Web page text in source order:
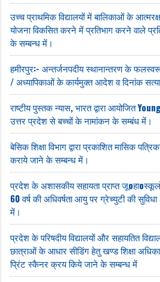
उच्च प्राथमिक विद्यालयों में बालिकाओं के
योजना विकसित करने में प्रतिभाग करने वाले
के सम्बन्ध में।
हमीरपुर:- अन्तर्जनपदीय स्थानान्तरण के
/ अध्यापिकाओं के कार्यमुक्त आदेश व दिनांक
राष्टीय पुस्तक न्यास‚ भारत द्वारा आयोजित
उत्तर प्रदेश से बच्चों के नामांकन के सम्बंध में।
बेसिक शिक्षा विभाग द्वारा प्रकाशित मासिक
कराये जाने के सम्बन्ध में।
प्रदेश के अशासकीय सहायता प्राप्त
60 वर्ष की अधिवर्षता आयु पर ग्रेच्युटी की
में।
प्रदेश के परिषदीय विद्यालयों और सहायतित
छात्राओं के आधार सीडिंग हेतु खण्ड शिक्षा
प्रिंट स्कैनर क्रय किये जाने के सम्बन्ध में